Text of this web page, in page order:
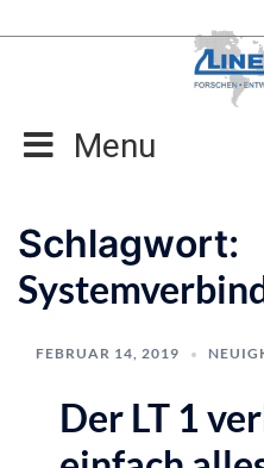
Inhalt
Menu
Schlagwort:
FEBRUAR 14, 2019
Der LT 1